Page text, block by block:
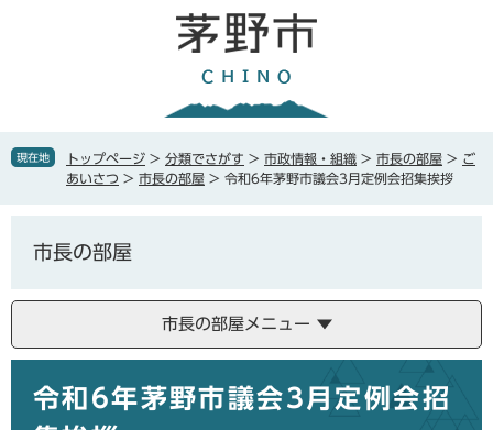
で
ば現在地 トップページ > 分類でさがす > 市政情報・組織 > 市長の部屋 > ご
あいさつ > 市長の部屋 > 令和6年茅野市議会3月定例会招集挨拶
市長の部屋
市長の部屋メニュー
令和6年茅野市議会3月定例会招